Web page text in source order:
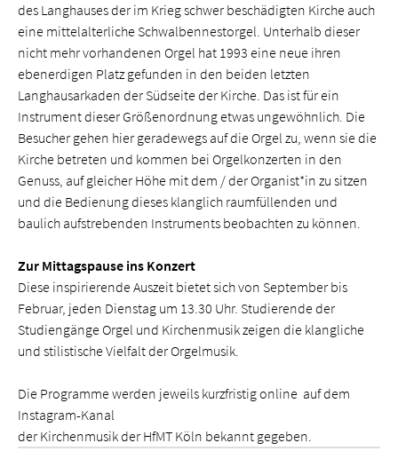
des Langhauses der im Krieg schwer beschädigten Kirche auch
eine mittelalterliche Schwalbennestorgel. Unterhalb dieser
nicht mehr vorhandenen Orgel hat 1993 eine neue ihren
ebenerdigen Platz gefunden in den beiden letzten
Langhausarkaden der Südseite der Kirche. Das ist für ein
Instrument dieser Größenordnung etwas ungewöhnlich. Die
Besucher gehen hier geradewegs auf die Orgel zu, wenn sie die
Kirche betreten und kommen bei Orgelkonzerten in den
Genuss, auf gleicher Höhe mit dem / der Organist*in zu sitzen
und die Bedienung dieses klanglich raumfüllenden und
baulich aufstrebenden Instruments beobachten zu können.
Zur Mittagspause ins Konzert
Diese inspirierende Auszeit bietet sich von September bis
Februar, jeden Dienstag um 13.30 Uhr. Studierende der
Studiengänge Orgel und Kirchenmusik zeigen die klangliche
und stilistische Vielfalt der Orgelmusik.
Die Programme werden jeweils kurzfristig online auf dem
Instagram-Kanal
der Kirchenmusik der HfMT Köln bekannt gegeben.